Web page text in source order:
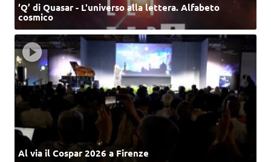
‘Q’ di Quasar - L'universo alla lettera. Alfabeto
cosmico
Al via il Cospar 2026 a Firenze